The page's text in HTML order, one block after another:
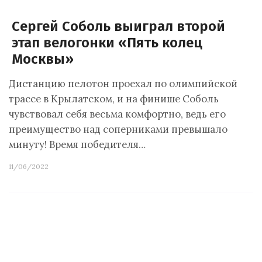
Сергей Соболь выиграл второй
этап велогонки «Пять колец
Москвы»
Дистанцию пелотон проехал по олимпийской
трассе в Крылатском, и на финише Соболь
чувствовал себя весьма комфортно, ведь его
преимущество над соперниками превышало
минуту! Время победителя…
11/06/2022